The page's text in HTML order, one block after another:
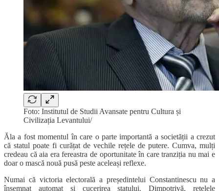
Foto: Institutul de Studii Avansate pentru Cultura și
Civilizația Levantului/
Ăla a fost momentul în care o parte importantă a societății a crezut
că statul poate fi curățat de vechile rețele de putere. Cumva, mulți
credeau că aia era fereastra de oportunitate în care tranziția nu mai e
doar o mască nouă pusă peste aceleași reflexe.
Numai că victoria electorală a președintelui Constantinescu nu a
însemnat automat și cucerirea statului. Dimpotrivă, rețelele